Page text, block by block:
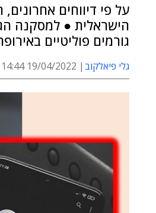
על פי דיווחים
הישראלית ● למסקנה
גורמים פוליטיים
גלי פיאלקוב 19/04/2022 14:44